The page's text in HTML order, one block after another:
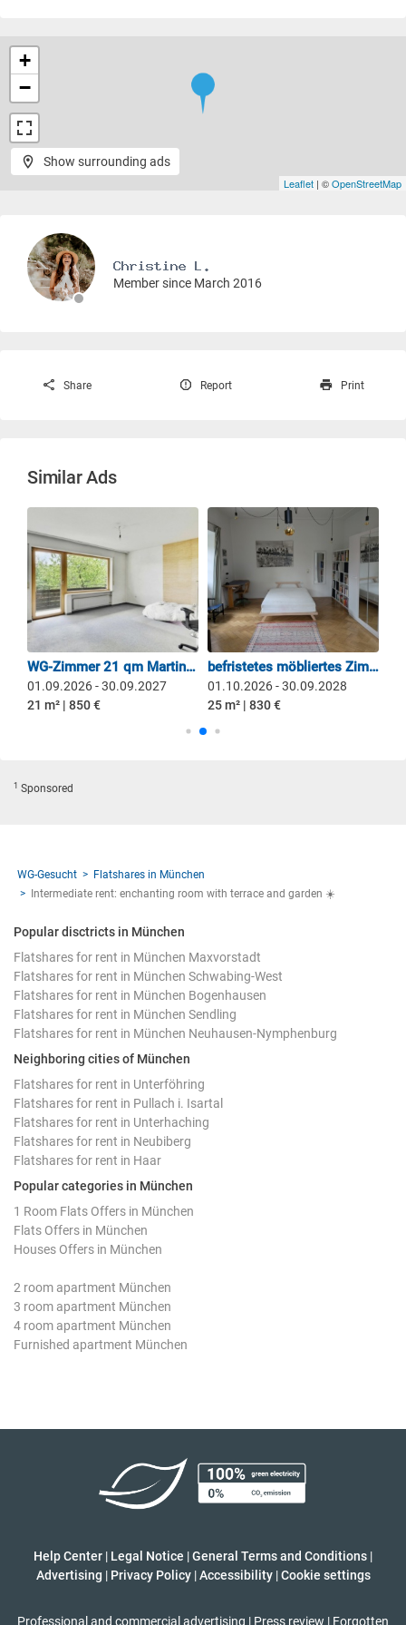
+
−
Leaflet | ©OpenStreetMap
Show surrounding ads
Member since March 2016
Share Report Print
Similar Ads
WG-Zimmer 21 qm Martinsried / U6 / MPI / LMU Biofakultät / Klinikum Großhadern
01.09.2026 - 30.09.2027
21 m² | 850 €
befristetes möbliertes Zimmer mit eigenem Bad
01.10.2026 - 30.09.2028
25 m² | 830 €
1 Sponsored
WG-Gesucht
Flatshares in München
Intermediate rent: enchanting room with terrace and garden ☀️
Popular disctricts in München
Flatshares for rent in München Maxvorstadt
Flatshares for rent in München Schwabing-West
Flatshares for rent in München Bogenhausen
Flatshares for rent in München Sendling
Flatshares for rent in München Neuhausen-Nymphenburg
Neighboring cities of München
Flatshares for rent in Unterföhring
Flatshares for rent in Pullach i. Isartal
Flatshares for rent in Unterhaching
Flatshares for rent in Neubiberg
Flatshares for rent in Haar
Popular categories in München
1 Room Flats Offers in München
Flats Offers in München
Houses Offers in München
2 room apartment München
3 room apartment München
4 room apartment München
Furnished apartment München
Help Center | Legal Notice |General Terms and Conditions |
Advertising | Privacy Policy | Accessibility | Cookie settings
Professional and commercial advertising | Press review | Forgotten